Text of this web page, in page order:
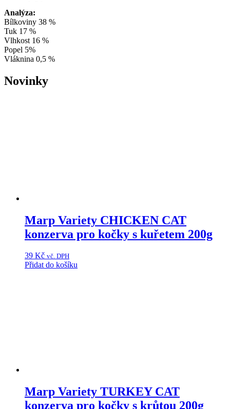
Analýza:
Bílkoviny 38 %
Tuk 17 %
Vlhkost 16 %
Popel 5%
Vláknina 0,5 %
Novinky
Marp Variety CHICKEN CAT
konzerva pro kočky s kuřetem 200g
39 Kč vč. DPH
Přidat do košíku
Marp Variety TURKEY CAT
konzerva pro kočky s krůtou 200g